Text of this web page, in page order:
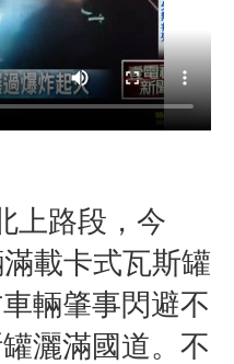
上路段，今
滿載卡式瓦斯罐
輛肇事閃避不
灑滿國道。不